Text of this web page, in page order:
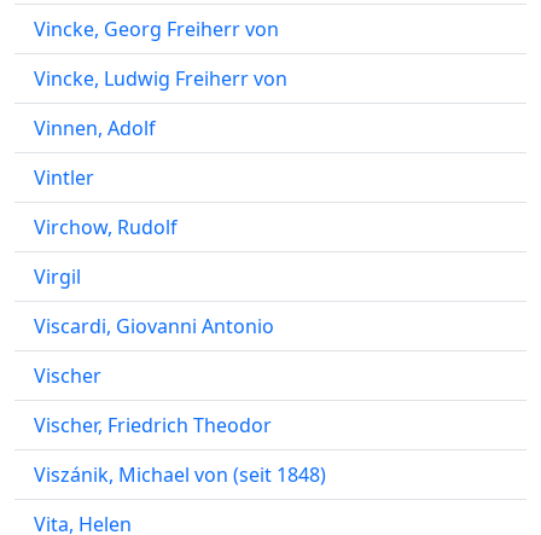
Vincke, Georg Freiherr von
Vincke, Ludwig Freiherr von
Vinnen, Adolf
Vintler
Virchow, Rudolf
Virgil
Viscardi, Giovanni Antonio
Vischer
Vischer, Friedrich Theodor
Viszánik, Michael von (seit 1848)
Vita, Helen